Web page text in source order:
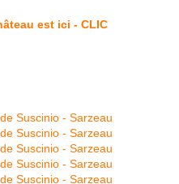
est ici - CLIC